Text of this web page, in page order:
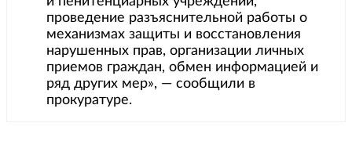
проведение разъяснительной работы о
механизмах защиты и восстановления
нарушенных прав, организации личных
приемов граждан, обмен информацией и
ряд других мер», — сообщили в
прокуратуре.